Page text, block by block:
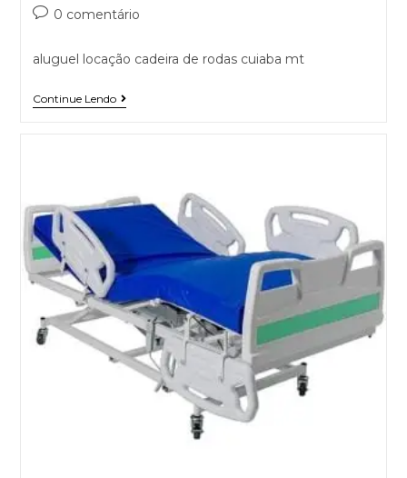
0 comentário
aluguel locação cadeira de rodas cuiaba mt
Continue Lendo